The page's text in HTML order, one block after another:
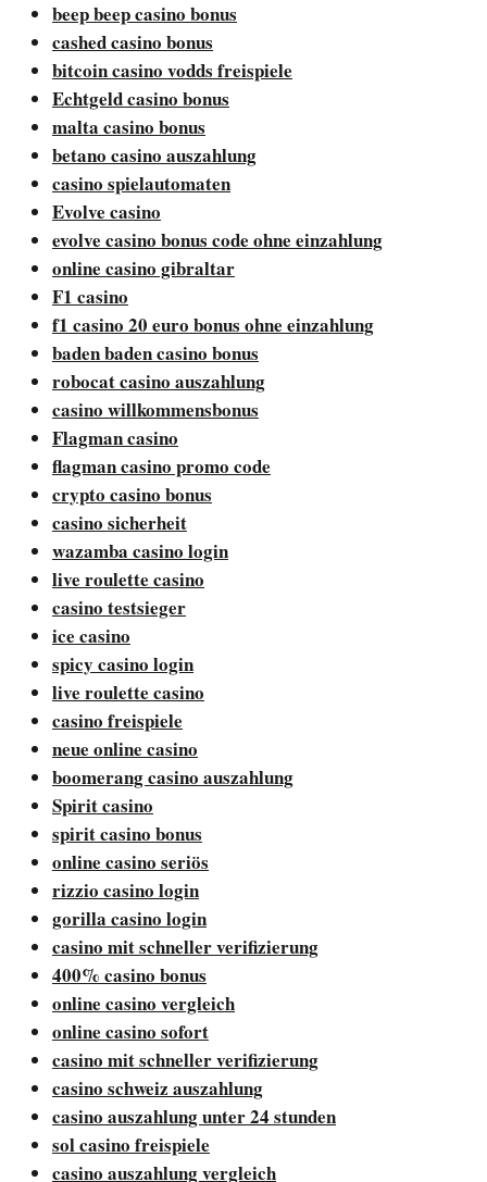
beep beep casino bonus
cashed casino bonus
bitcoin casino vodds freispiele
Echtgeld casino bonus
malta casino bonus
betano casino auszahlung
casino spielautomaten
Evolve casino
evolve casino bonus code ohne einzahlung
online casino gibraltar
F1 casino
f1 casino 20 euro bonus ohne einzahlung
baden baden casino bonus
robocat casino auszahlung
casino willkommensbonus
Flagman casino
flagman casino promo code
crypto casino bonus
casino sicherheit
wazamba casino login
live roulette casino
casino testsieger
ice casino
spicy casino login
live roulette casino
casino freispiele
neue online casino
boomerang casino auszahlung
Spirit casino
spirit casino bonus
online casino seriös
rizzio casino login
gorilla casino login
casino mit schneller verifizierung
400% casino bonus
online casino vergleich
online casino sofort
casino mit schneller verifizierung
casino schweiz auszahlung
casino auszahlung unter 24 stunden
sol casino freispiele
casino auszahlung vergleich